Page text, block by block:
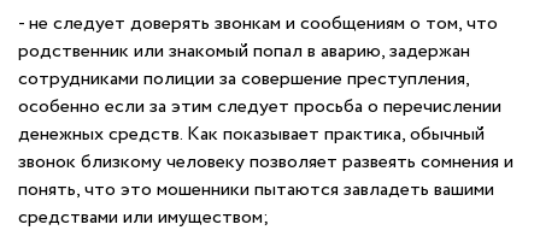
- не следует доверять звонкам и сообщениям о том, что
родственник или знакомый попал в аварию, задержан
сотрудниками полиции за совершение преступления,
особенно если за этим следует просьба о перечислении
денежных средств. Как показывает практика, обычный
звонок близкому человеку позволяет развеять сомнения и
понять, что это мошенники пытаются завладеть вашими
средствами или имуществом;